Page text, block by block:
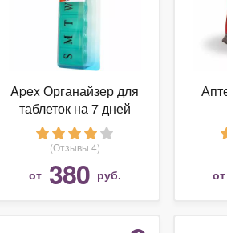
Apex Органайзер для
таблеток на 7 дней
Ultra Bubble-Lok, 1
таблетница
(Отзывы 4)
от 380 руб. от